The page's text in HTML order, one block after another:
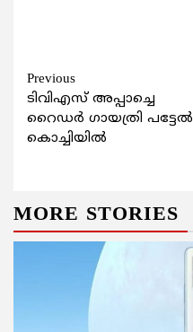
Continue
Reading
Previous
ടിവിഎസ് അപ്പാച്ചെ
റൈഡര്‍ ഗായത്രി പട്ടേല്‍
കൊച്ചിയില്‍
MORE STORIES